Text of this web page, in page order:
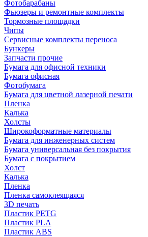
Фотобарабаны
Фьюзеры и ремонтные комплекты
Тормозные площадки
Чипы
Сервисные комплекты переноса
Бункеры
Запчасти прочие
Бумага для офисной техники
Бумага офисная
Фотобумага
Бумага для цветной лазерной печати
Пленка
Калька
Холсты
Широкоформатные материалы
Бумага для инженерных систем
Бумага универсальная без покрытия
Бумага с покрытием
Холст
Калька
Пленка
Пленка самоклеящаяся
3D печать
Пластик PETG
Пластик PLA
Пластик ABS